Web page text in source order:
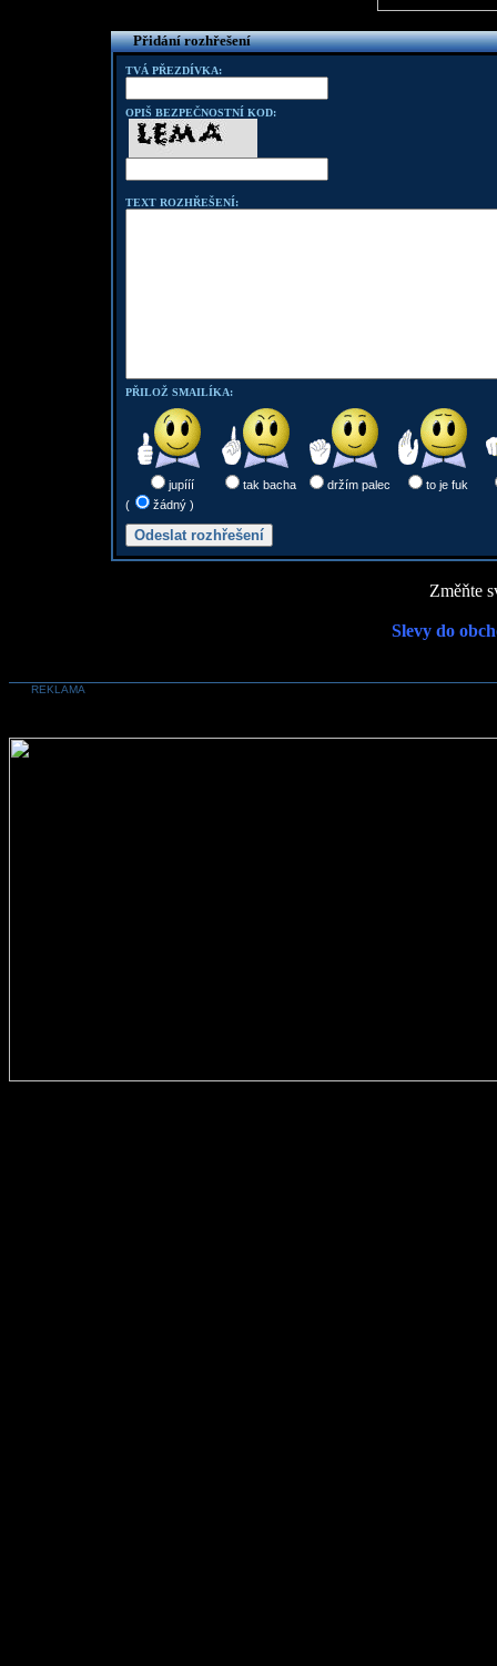
Přidání rozhřešení
TVÁ PŘEZDÍVKA:
OPIŠ BEZPEČNOSTNÍ KOD:
TEXT ROZHŘEŠENÍ:
PŘILOŽ SMAILÍKA:
jupííí tak bacha držím palec
to je fuk
(
žádný )
Změňte
Slevy do
REKLAMA